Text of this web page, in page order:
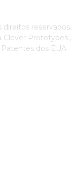
reservados.
Clever Prototypes ,
dos EUA